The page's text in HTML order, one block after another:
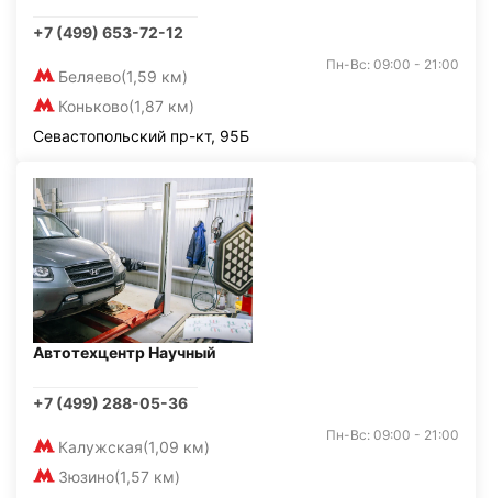
+7 (499) 653-72-12
Беляево(1,59 км)
Коньково(1,87 км)
Пн-Вс: 09:00 - 21:00
Севастопольский пр-кт, 95Б
Автотехцентр Научный
+7 (499) 288-05-36
Калужская(1,09 км)
Зюзино(1,57 км)
Пн-Вс: 09:00 - 21:00